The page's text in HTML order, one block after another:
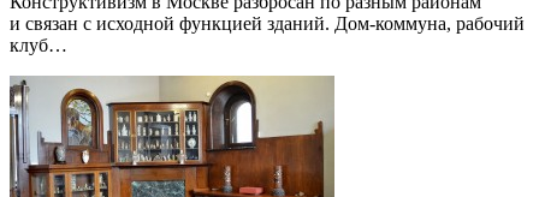
и связан с исходной функцией зданий. Дом-коммуна, рабочий
клуб…